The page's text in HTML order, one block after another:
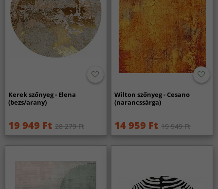
Kerek szőnyeg - Elena
(bezs/arany)
19 949 Ft 28 279 Ft
Wilton szőnyeg - Cesano
(narancssárga)
14 959 Ft 19 949 Ft